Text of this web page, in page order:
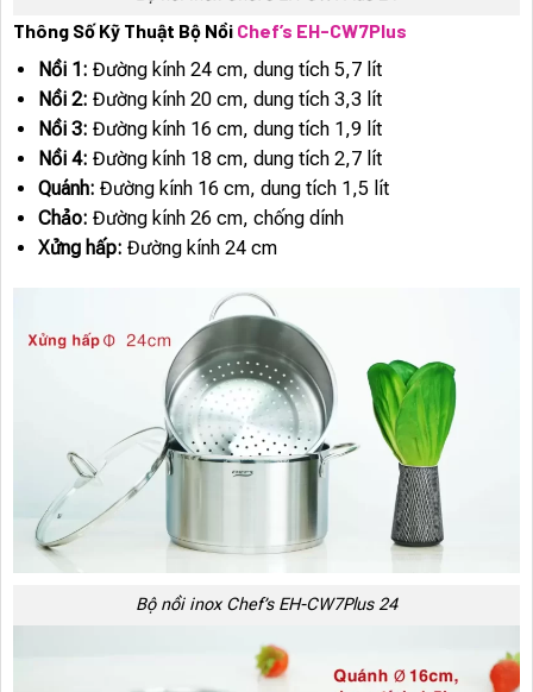
Thông Số Kỹ Thuật Bộ Nồi Chef’s EH-CW7Plus
Nồi 1: Đường kính 24 cm, dung tích 5,7 lít
Nồi 2: Đường kính 20 cm, dung tích 3,3 lít
Nồi 3: Đường kính 16 cm, dung tích 1,9 lít
Nồi 4: Đường kính 18 cm, dung tích 2,7 lít
Quánh: Đường kính 16 cm, dung tích 1,5 lít
Chảo: Đường kính 26 cm, chống dính
Xửng hấp: Đường kính 24 cm
Bộ nồi inox Chef’s EH-CW7Plus 24